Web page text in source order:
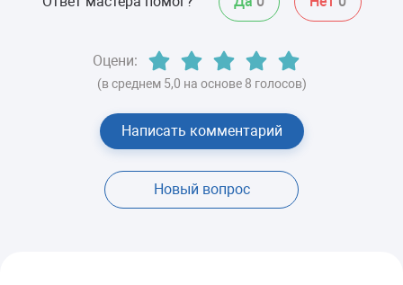
Оцени:
(в среднем 5,0 на основе 8 голосов)
Написать комментарий
Новый вопрос